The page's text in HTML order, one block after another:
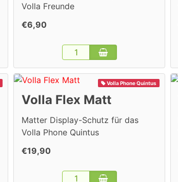
Volla Freunde
€6,90
Volla Phone Quintus
Volla Flex Matt
Matter Display-Schutz für das
Volla Phone Quintus
€19,90